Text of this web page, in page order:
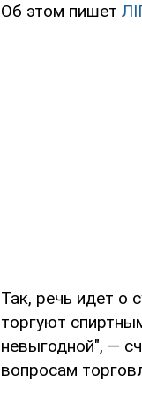
Об этом пишет
Так, речь идет о
торгуют
невыгодной", —
вопросам